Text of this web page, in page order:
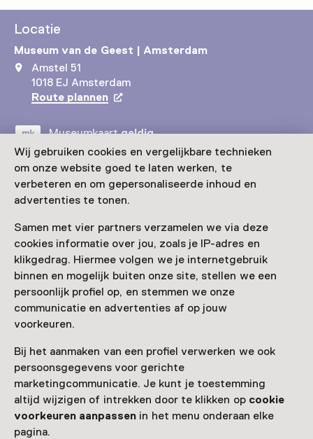
Wij gebruiken cookies en vergelijkbare technieken
om onze website goed te laten werken, te
verbeteren en om gepersonaliseerde inhoud en
advertenties te tonen.
Samen met vier partners verzamelen we via deze
cookies informatie over jou, zoals je IP-adres en
klikgedrag. Hiermee volgen we je internetgebruik
binnen en mogelijk buiten onze site, stellen we een
persoonlijk profiel op, en stemmen we onze
communicatie en advertenties af op jouw
voorkeuren.
Bij het aanmaken van een profiel verwerken we ook
persoonsgegevens voor gerichte
marketingcommunicatie. Je kunt je toestemming
altijd wijzigen of intrekken door te klikken op cookie
voorkeuren aanpassen in het menu onderaan elke
pagina.
Locatie
Museum van de Geest | Amsterdam
Amstel 51
1018 EJ Amsterdam
Route plannen Opent in een nieuw tabblad
Museumkaartgeldig
Bezoek museumpagina
Nog meer ontdekken